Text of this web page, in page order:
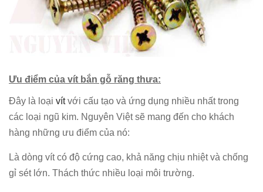
Ưu điểm của vít bắn gỗ răng thưa:
Đây là loại vítvới cấu tạo và ứng dụng nhiều nhất trong
các loại ngũ kim. Nguyên Việt sẽ mang đến cho khách
hàng những ưu điểm của nó:
Là dòng vít có độ cứng cao, khả năng chịu nhiệt và chống
gỉ sét lớn. Thách thức nhiều loại môi trường.